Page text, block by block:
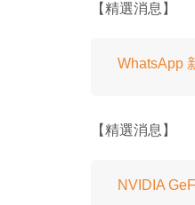
【精選消息】
WhatsApp
【精選消息】
NVIDIA